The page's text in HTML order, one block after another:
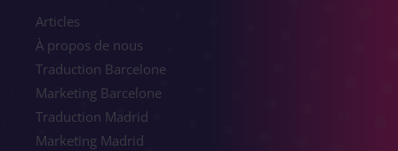
Articles
À propos de nous
Traduction Barcelone
Marketing Barcelone
Traduction Madrid
Marketing Madrid